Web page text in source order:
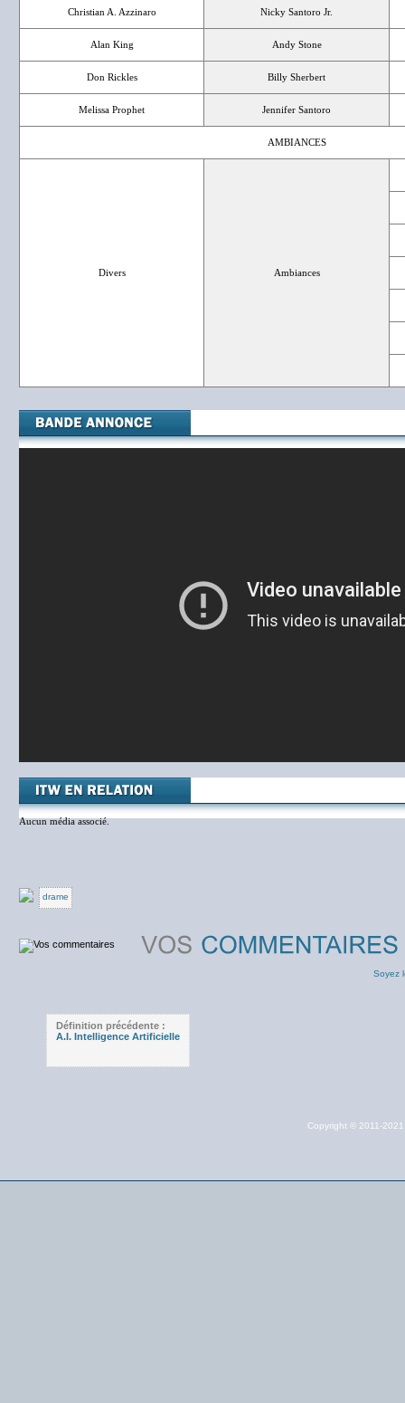
Christian A. Azzinaro Nicky Santoro Jr.
Alan King Andy Stone
Don Rickles Billy Sherbert
Melissa Prophet Jennifer Santoro
AMBIANCES
Divers Ambiances
Aucun média associé.
drame
Soyez
Définition précédente :
A.I. Intelligence Artificielle
Copyright © 2011-